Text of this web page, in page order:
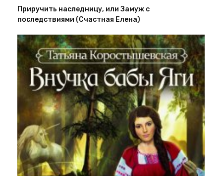
Приручить наследницу, или Замуж с
последствиями (Счастная Елена)